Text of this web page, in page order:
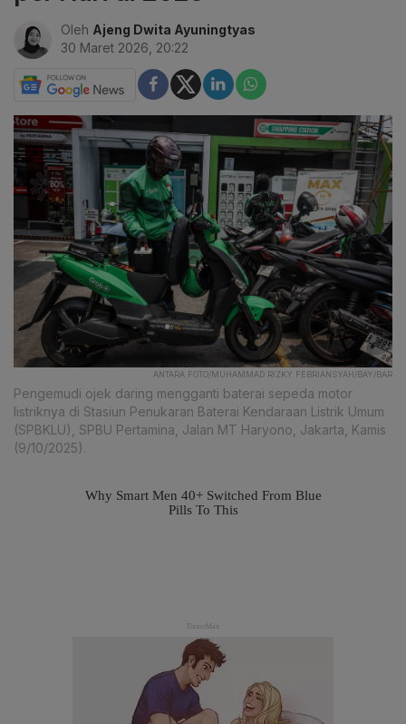
Oleh Ajeng Dwita Ayuningtyas
30 Maret 2026, 20:22
ANTARA FOTO/MUHAMMAD RIZKY FEBRIANSYAH/BAY/BAR
Pengemudi ojek daring mengganti baterai sepeda motor
listriknya di Stasiun Penukaran Baterai Kendaraan Listrik Umum
(SPBKLU), SPBU Pertamina, Jalan MT Haryono, Jakarta, Kamis
(9/10/2025).